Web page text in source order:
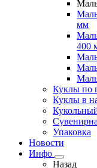
мм
400
Куклы по
Куклы в
Упаковка
Новости
Инфо
Назад